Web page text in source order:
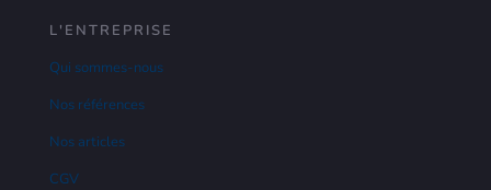
L'ENTREPRISE
Qui sommes-nous
Nos références
Nos articles
CGV